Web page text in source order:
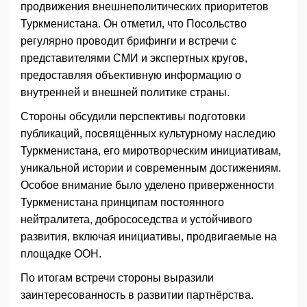
продвижения внешнеполитических приоритетов
Туркменистана. Он отметил, что Посольство
регулярно проводит брифинги и встречи с
представителями СМИ и экспертных кругов,
предоставляя объективную информацию о
внутренней и внешней политике страны.
Стороны обсудили перспективы подготовки
публикаций, посвящённых культурному наследию
Туркменистана, его миротворческим инициативам,
уникальной истории и современным достижениям.
Особое внимание было уделено приверженности
Туркменистана принципам постоянного
нейтралитета, добрососедства и устойчивого
развития, включая инициативы, продвигаемые на
площадке ООН.
По итогам встречи стороны выразили
заинтересованность в развитии партнёрства.